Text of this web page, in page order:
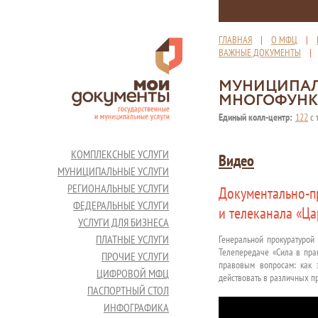
ГЛАВНАЯ | О МФЦ |
ВАЖНЫЕ ДОКУМЕНТЫ
Единый колл-центр: 122с
КОМПЛЕКСНЫЕ УСЛУГИ
МУНИЦИПАЛЬНЫЕ УСЛУГИ
РЕГИОНАЛЬНЫЕ УСЛУГИ
ФЕДЕРАЛЬНЫЕ УСЛУГИ
УСЛУГИ ДЛЯ БИЗНЕСА
ПЛАТНЫЕ УСЛУГИ
ПРОЧИЕ УСЛУГИ
ЦИФРОВОЙ МФЦ
ПАСПОРТНЫЙ СТОЛ
ИНФОГРАФИКА
Видео
Документально-
и телеканала
Генеральной
Телепередаче «Сила в
правовым вопросам: как
действовать в различных